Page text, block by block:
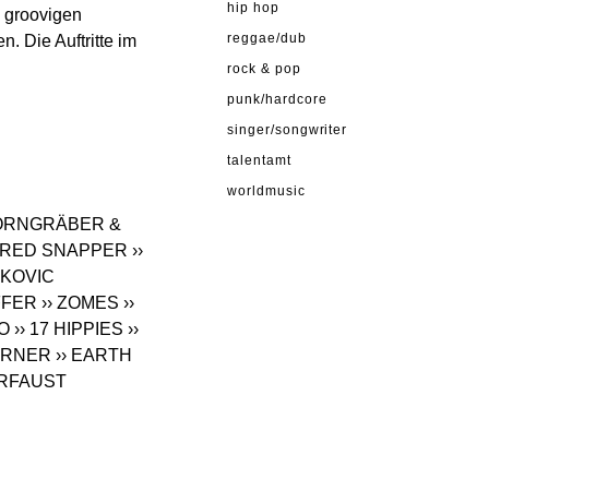
Die Auftritte im
&
RED SNAPPER ››
›› ZOMES ››
›› 17 HIPPIES ››
›› EARTH
hip hop
reggae/dub
rock & pop
punk/hardcore
singer/songwriter
talentamt
worldmusic